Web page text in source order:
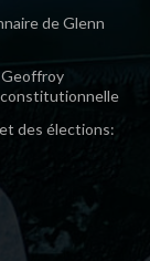
de Glenn
Geoffroy
constitutionnelle
des élections: